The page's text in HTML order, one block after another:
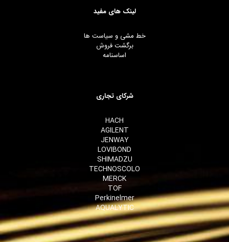
لینک های مفید
خط مشی و سیاست ها
برگشت فروش
اساسنامه
شرکای تجاری
HACH
AGILENT
JENWAY
LOVIBOND
SHIMADZU
TECHNOSCOLO
MERCK
TOF
Perkinelmer
AQUALYTIC